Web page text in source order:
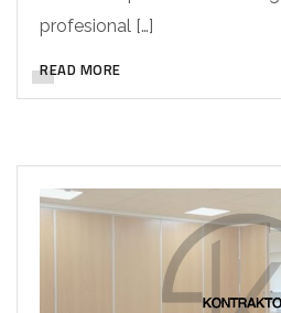
profesional […]
READ MORE